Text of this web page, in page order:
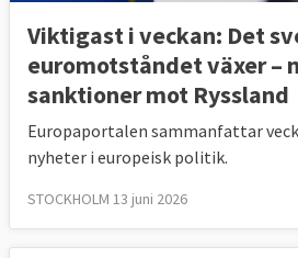
Viktigast i veckan: Det
euromotståndet växer –
sanktioner mot Ryssland
Europaportalen sammanfattar
nyheter i europeisk politik.
STOCKHOLM 13 juni 2026